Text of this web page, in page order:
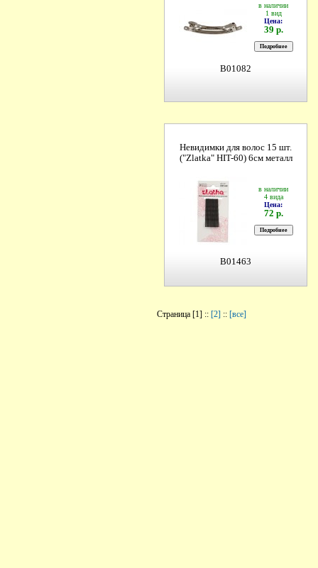
в наличии
1 вид
Цена:
39 р.
B01082
Невидимки для волос 15 шт.
("Zlatka" HIT-60) 6см металл
в наличии
4 вида
Цена:
72 р.
B01463
Страница [1] :: [2] :: [все]